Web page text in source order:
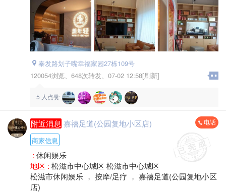
泰发路划子嘴幸福家园27栋109号
120054浏览、 648次转发、 07-02 12:58[刷新]
5 人点赞
附近消息 嘉禧足道(公园复地小区店) 电话
商家信息
: 休闲娱乐
地区 : 松滋市中心城区 松滋市中心城区
松滋市休闲娱乐 ， 按摩/足疗 ， 嘉禧足道(公园复地小区
店)